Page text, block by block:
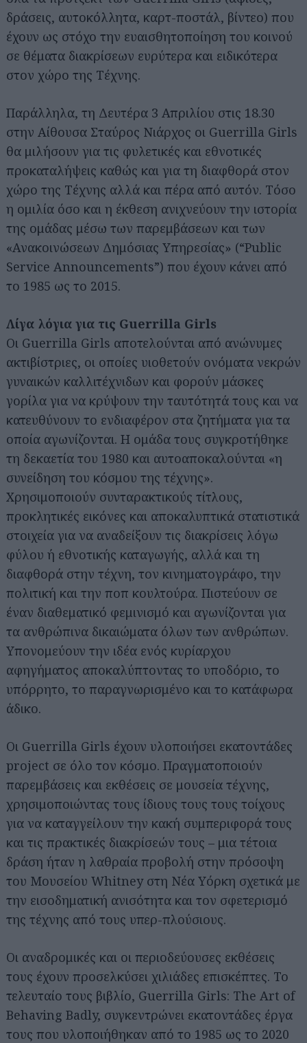
δράσεις, αυτοκόλλητα, καρτ-ποστάλ, βίντεο) που
έχουν ως στόχο την ευαισθητοποίηση του κοινού
σε θέματα διακρίσεων ευρύτερα και ειδικότερα
στον χώρο της Τέχνης.
Παράλληλα, τη Δευτέρα 3 Απριλίου στις 18.30
στην Αίθουσα Σταύρος Νιάρχος οι Guerrilla Girls
θα μιλήσουν για τις φυλετικές και εθνοτικές
προκαταλήψεις καθώς και για τη διαφθορά στον
χώρο της Τέχνης αλλά και πέρα από αυτόν. Τόσο
η ομιλία όσο και η έκθεση ανιχνεύουν την ιστορία
της ομάδας μέσω των παρεμβάσεων και των
«Ανακοινώσεων Δημόσιας Υπηρεσίας» (“Public
Service Announcements”) που έχουν κάνει από
το 1985 ως το 2015.
Λίγα λόγια για τις Guerrilla Girls
Οι Guerrilla Girls αποτελούνται από ανώνυμες
ακτιβίστριες, οι οποίες υιοθετούν ονόματα νεκρών
γυναικών καλλιτέχνιδων και φορούν μάσκες
γορίλα για να κρύψουν την ταυτότητά τους και να
κατευθύνουν το ενδιαφέρον στα ζητήματα για τα
οποία αγωνίζονται. Η ομάδα τους συγκροτήθηκε
τη δεκαετία του 1980 και αυτοαποκαλούνται «η
συνείδηση του κόσμου της τέχνης».
Χρησιμοποιούν συνταρακτικούς τίτλους,
προκλητικές εικόνες και αποκαλυπτικά στατιστικά
στοιχεία για να αναδείξουν τις διακρίσεις λόγω
φύλου ή εθνοτικής καταγωγής, αλλά και τη
διαφθορά στην τέχνη, τον κινηματογράφο, την
πολιτική και την ποπ κουλτούρα. Πιστεύουν σε
έναν διαθεματικό φεμινισμό και αγωνίζονται για
τα ανθρώπινα δικαιώματα όλων των ανθρώπων.
Υπονομεύουν την ιδέα ενός κυρίαρχου
αφηγήματος αποκαλύπτοντας το υποδόριο, το
υπόρρητο, το παραγνωρισμένο και το κατάφωρα
άδικο.
Οι Guerrilla Girls έχουν υλοποιήσει εκατοντάδες
project σε όλο τον κόσμο. Πραγματοποιούν
παρεμβάσεις και εκθέσεις σε μουσεία τέχνης,
χρησιμοποιώντας τους ίδιους τους τους τοίχους
για να καταγγείλουν την κακή συμπεριφορά τους
και τις πρακτικές διακρίσεών τους – μια τέτοια
δράση ήταν η λαθραία προβολή στην πρόσοψη
του Μουσείου Whitney στη Νέα Υόρκη σχετικά με
την εισοδηματική ανισότητα και τον σφετερισμό
της τέχνης από τους υπερ-πλούσιους.
Οι αναδρομικές και οι περιοδεύουσες εκθέσεις
τους έχουν προσελκύσει χιλιάδες επισκέπτες. Το
τελευταίο τους βιβλίο, Guerrilla Girls: The Art of
Behaving Badly, συγκεντρώνει εκατοντάδες έργα
τους που υλοποιήθηκαν από το 1985 ως το 2020